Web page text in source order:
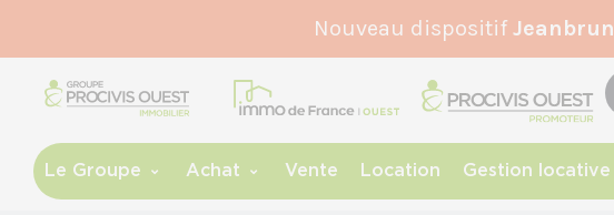
Le Groupe Achat Vente Location Gestion locative
Nouveau dispositif Jeanbrun